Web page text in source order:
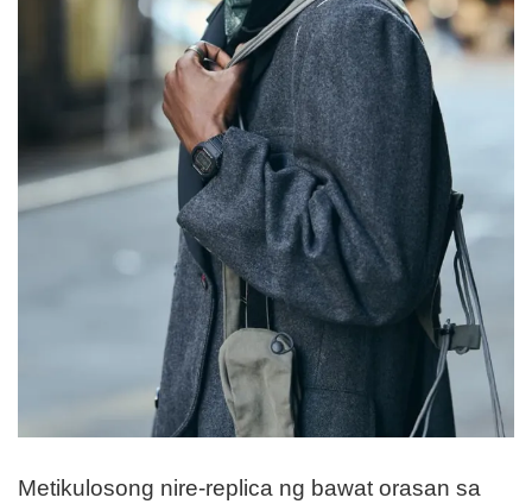
Metikulosong nire-replica ng bawat orasan sa